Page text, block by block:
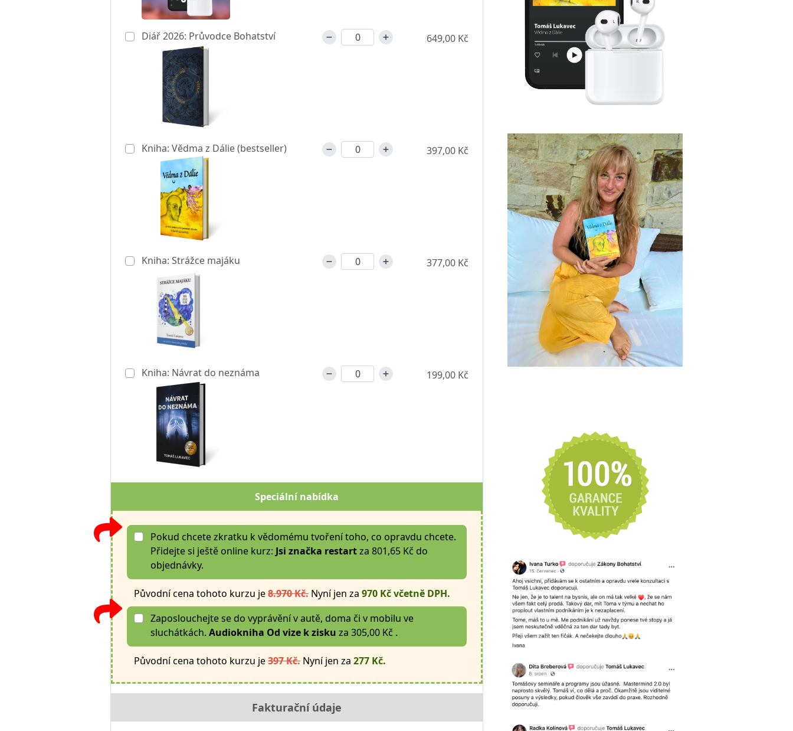
Diář 2026: Průvodce Bohatství 649,00 Kč
Kniha: Vědma z Dálie (bestseller) 397,00 Kč
Kniha: Strážce majáku 377,00 Kč
Kniha: Návrat do neznáma 199,00 Kč
Speciální nabídka
Pokud chcete zkratku k vědomému tvoření toho, co opravdu chcete.
Přidejte si ještě online kurz: Jsi značka restartza 801,65 Kč do
objednávky.
Původní cena tohoto kurzu je8.970 Kč. Nyní jen za 970 Kč včetně DPH.
Zaposlouchejte se do vyprávění v autě, doma či v mobilu ve
sluchátkách. Audiokniha Od vize k zisku za 305,00 Kč .
Původní cena tohoto kurzu je397 Kč. Nyní jen za 277 Kč.
Fakturační údaje